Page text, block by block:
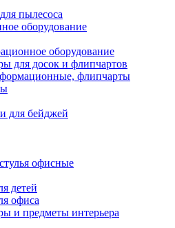
пылесоса
оборудование
оборудование
для досок и флипчартов
флипчарты
для бейджей
офисные
детей
офиса
и предметы интерьера